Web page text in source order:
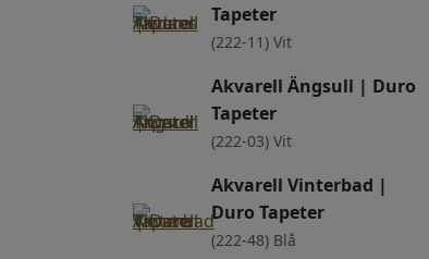
Tapeter
(222-11) Vit
Akvarell Ängsull | Duro
Tapeter
(222-03) Vit
Akvarell Vinterbad |
Duro Tapeter
(222-48) Blå